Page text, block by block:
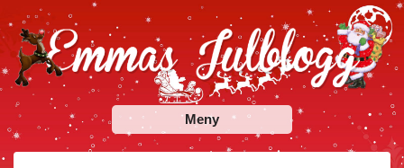
Skip
to
content
Emmas Julblogg
Julbloggar om julnyheter, julklappstips, julkalendrar,
adventskalendrar , julpyssel och julrecept!
Meny